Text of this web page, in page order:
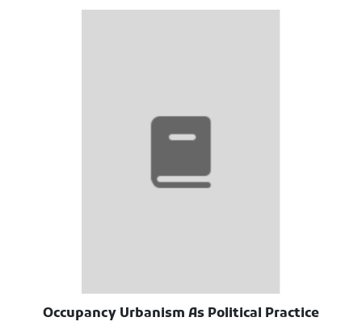
Occupancy Urbanism As Political Practice